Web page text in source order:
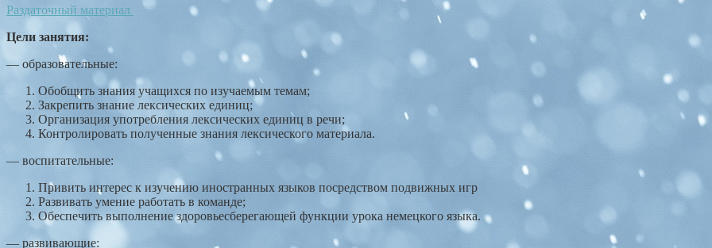
Раздаточный материал
Цели занятия:
— образовательные:
Обобщить знания учащихся по изучаемым темам;
Закрепить знание лексических единиц;
Организация употребления лексических единиц в речи;
Контролировать полученные знания лексического материала.
— воспитательные:
Привить интерес к изучению иностранных языков посредством подвижных игр
Развивать умение работать в команде;
Обеспечить выполнение здоровьесберегающей функции урока немецкого языка.
— развивающие: